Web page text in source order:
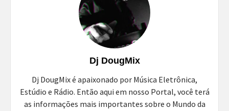
Dj DougMix
Dj DougMix é apaixonado por Música Eletrônica,
Estúdio e Rádio. Então aqui em nosso Portal, você terá
as informações mais importantes sobre o Mundo da